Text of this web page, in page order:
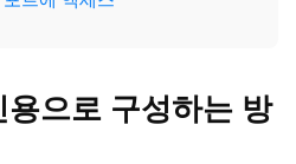
으로 구성하는 방